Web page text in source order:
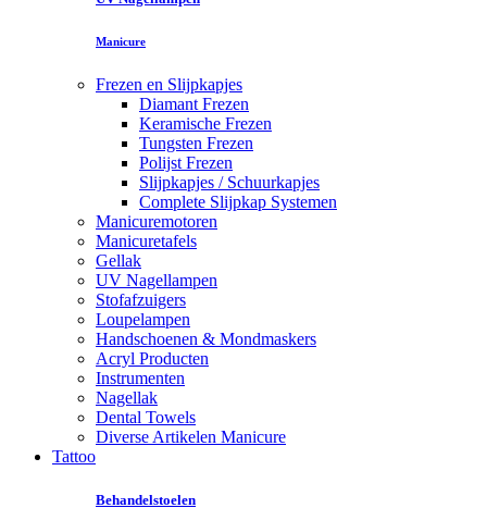
Manicure
Frezen en Slijpkapjes
Diamant Frezen
Keramische Frezen
Tungsten Frezen
Polijst Frezen
Slijpkapjes / Schuurkapjes
Complete Slijpkap Systemen
Manicuremotoren
Manicuretafels
Gellak
UV Nagellampen
Stofafzuigers
Loupelampen
Handschoenen & Mondmaskers
Acryl Producten
Instrumenten
Nagellak
Dental Towels
Diverse Artikelen Manicure
Tattoo
Behandelstoelen